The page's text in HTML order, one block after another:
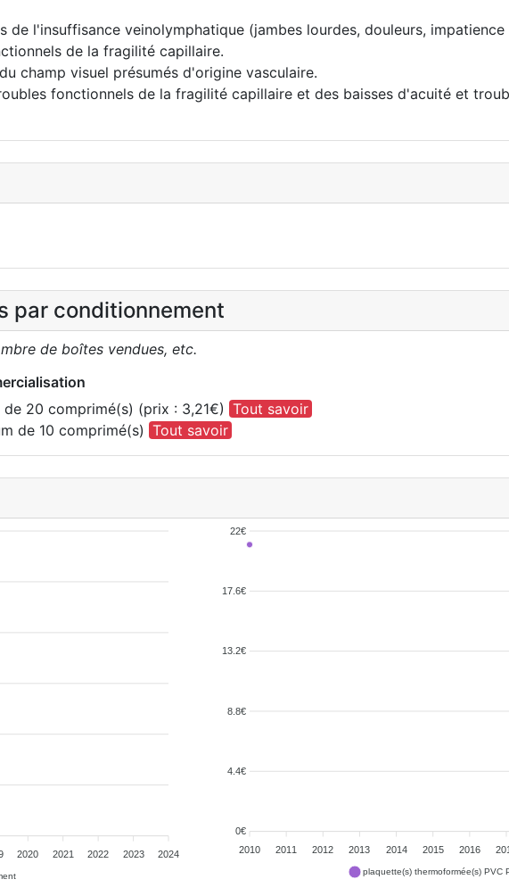
l'insuffisance veinolymphatique (jambes lourdes, douleurs,
de la fragilité capillaire.
champ visuel présumés d'origine vasculaire.
fonctionnels de la fragilité capillaire et des baisses d'acuité et
par conditionnement
de boîtes vendues, etc.
20 comprimé(s) (prix : 3,21€) Tout savoir
de 10 comprimé(s) Tout savoir
2020 2021 2022 2023 2024
22€
17.6€
13.2€
8.8€
4.4€
0€
2010
2011 2012 2013 2014 2015 2016
plaquette(s) thermoformée(s) PVC